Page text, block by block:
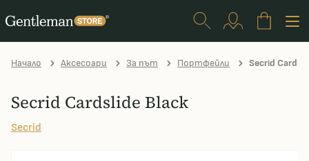
Начало Аксесоари За път Портфейли Secrid
Secrid Cardslide Black
Secrid